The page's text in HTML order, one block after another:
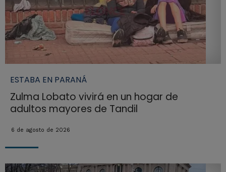
ESTABA EN PARANÁ
Zulma Lobato vivirá en un hogar de
adultos mayores de Tandil
6 de agosto de 2026